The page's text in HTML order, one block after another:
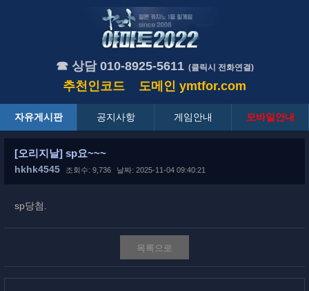
☎ 상담 010-8925-5611 (클릭시 전화연결)
추천인코드 도메인 ymtfor.com
자유게시판 공지사항 게임안내 모바일안내
[오리지날] sp요~~~
hkhk4545 조회수: 9,736 날짜: 2025-11-04 09:40:21
sp당첨.
목록으로